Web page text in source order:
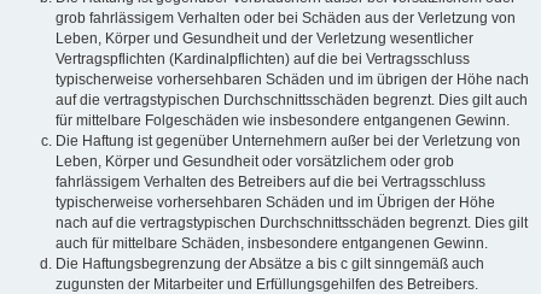
grob fahrlässigem Verhalten oder bei Schäden aus der Verletzung von
Leben, Körper und Gesundheit und der Verletzung wesentlicher
Vertragspflichten (Kardinalpflichten) auf die bei Vertragsschluss
typischerweise vorhersehbaren Schäden und im übrigen der Höhe nach
auf die vertragstypischen Durchschnittsschäden begrenzt. Dies gilt auch
für mittelbare Folgeschäden wie insbesondere entgangenen Gewinn.
Die Haftung ist gegenüber Unternehmern außer bei der Verletzung von
Leben, Körper und Gesundheit oder vorsätzlichem oder grob
fahrlässigem Verhalten des Betreibers auf die bei Vertragsschluss
typischerweise vorhersehbaren Schäden und im Übrigen der Höhe
nach auf die vertragstypischen Durchschnittsschäden begrenzt. Dies gilt
auch für mittelbare Schäden, insbesondere entgangenen Gewinn.
Die Haftungsbegrenzung der Absätze a bis c gilt sinngemäß auch
zugunsten der Mitarbeiter und Erfüllungsgehilfen des Betreibers.